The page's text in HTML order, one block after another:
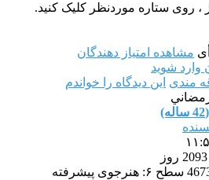
، روی ستاره موردنظر کلیک کنید.
مشاهده امتیاز دهندگان
وارد شوید
مندی این دیدگاه را خواندم
سطح ۶: هنرجوی پیشرفته